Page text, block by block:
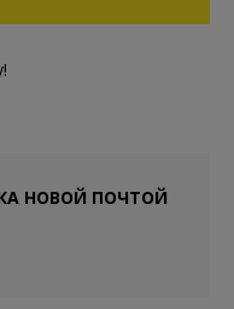
НОВОЙ ПОЧТОЙ